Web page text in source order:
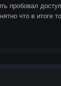
пробовал
что в итоге